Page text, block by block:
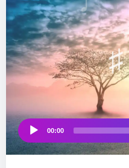
♫ ♩
♩
♯ ♪
Audio
00:00